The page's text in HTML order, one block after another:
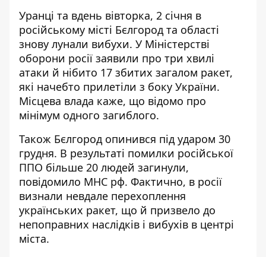
Уранці та вдень вівторка, 2 січня в
російському місті Бєлгород та області
знову лунали вибухи. У Міністерстві
оборони росії заявили про три хвилі
атаки й нібито 17 збитих загалом ракет,
які начебто прилетіли з боку України.
Місцева влада каже, що відомо про
мінімум одного загиблого.
Також Бєлгород опинився під ударом 30
грудня. В результаті помилки російської
ППО більше 20 людей загинули,
повідомило МНС рф. Фактично, в росії
визнали невдале перехоплення
українських ракет, що й призвело до
непоправних наслідків і вибухів в центрі
міста.